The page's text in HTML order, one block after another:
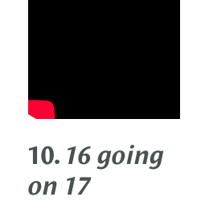
10. 16 going
on 17